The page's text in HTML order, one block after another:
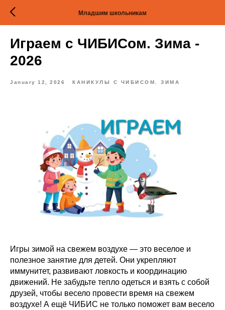
Младшим школьникам
Играем с ЧИБИСом. Зима -
2026
January 12, 2026 КАНИКУЛЫ С ЧИБИСОМ. ЗИМА
Игры зимой на свежем воздухе — это веселое и
полезное занятие для детей. Они укрепляют
иммунитет, развивают ловкость и координацию
движений. Не забудьте тепло одеться и взять с собой
друзей, чтобы весело провести время на свежем
воздухе! А ещё ЧИБИС не только поможет вам весело